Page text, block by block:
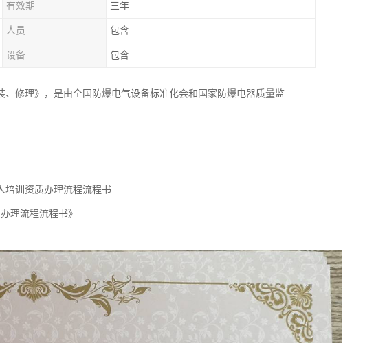
有效期 三年
人员 包含
设备 包含
修理》，是由全国防爆电气设备标准化会和国家防爆电器质量监
培训资质办理流程流程书
理流程流程书》